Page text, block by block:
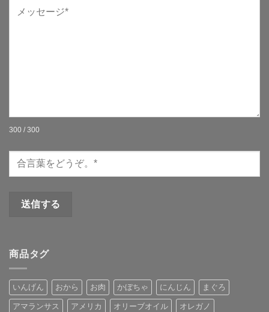
300 / 300
商品タグ
いんげん おから お肉 かぼちゃ にんじん まぐろ
アマランサス アメリカ オリーブオイル オレガノ